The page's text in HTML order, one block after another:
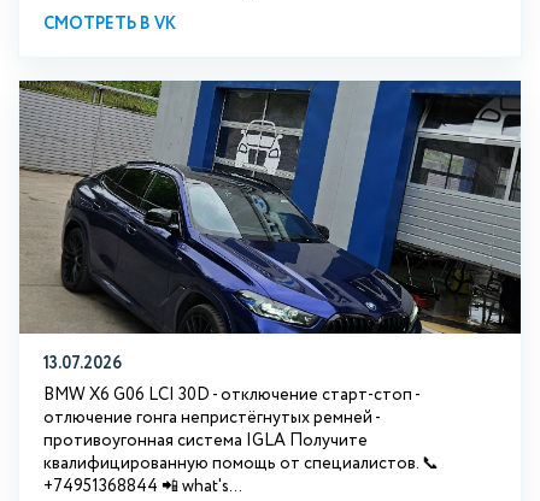
СМОТРЕТЬ В VK
13.07.2026
BMW X6 G06 LCI 30D - отключение старт-стоп -
отлючение гонга непристёгнутых ремней -
противоугонная система IGLA Получите
квалифицированную помощь от специалистов. 📞
+74951368844 📲 what's...